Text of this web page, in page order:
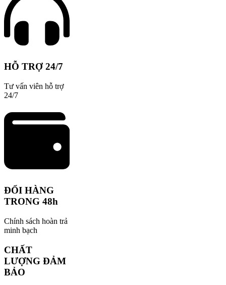
HỖ TRỢ 24/7
Tư vấn viên hỗ trợ
24/7
ĐỔI HÀNG
TRONG 48h
Chính sách hoàn trả
minh bạch
CHẤT
LƯỢNG ĐẢM
BẢO